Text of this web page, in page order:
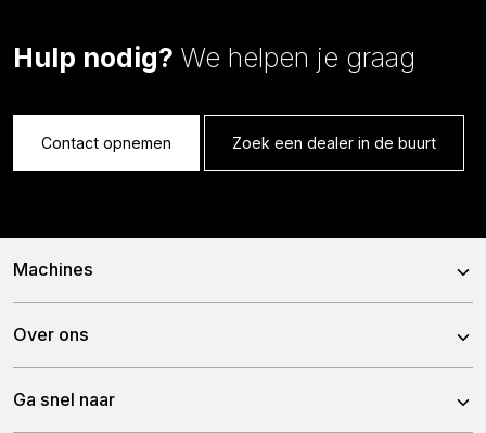
Hulp nodig? We helpen je graag
Contact opnemen Zoek een dealer in de buurt
Machines
Tandeggen
Over ons
Ga snel naar